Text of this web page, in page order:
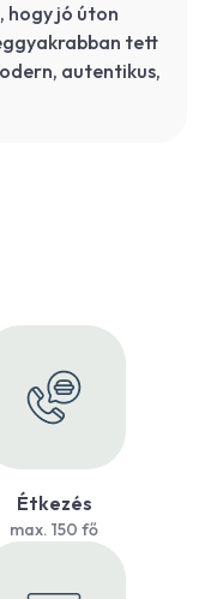
hogy jó úton
tett
autentikus,
Étkezés
max. 150 fő